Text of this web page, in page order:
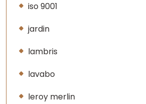
iso 9001
jardin
lambris
lavabo
leroy merlin